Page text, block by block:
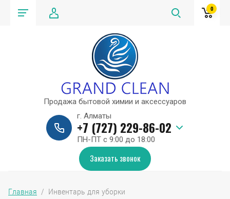
0
Продажа бытовой химии и аксессуаров
г. Алматы
+7 (727) 229-86-02
ПН-ПТ с 9:00 до 18:00
Заказать звонок
Главная
  /  Инвентарь для уборки